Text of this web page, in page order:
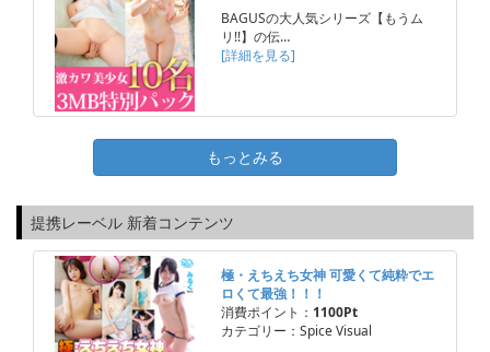
BAGUSの大人気シリーズ【もうム
リ!!】の伝…
[詳細を見る]
もっとみる
提携レーベル 新着コンテンツ
極・えちえち女神 可愛くて純粋でエ
ロくて最強！！！
消費ポイント： 1100Pt
カテゴリー：Spice Visual